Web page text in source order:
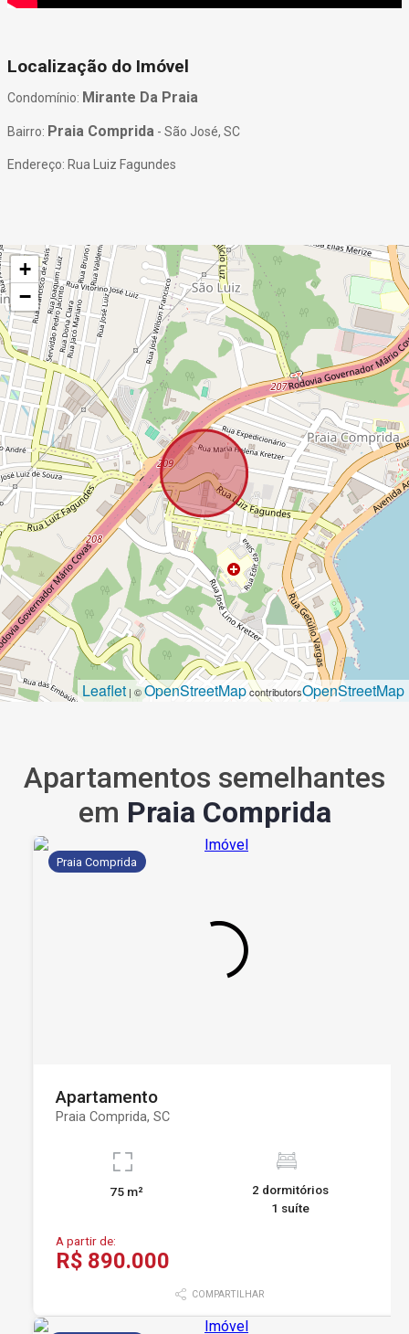
Localização do Imóvel
Condomínio: Mirante Da Praia
Bairro: Praia Comprida - São José, SC
Endereço: Rua Luiz Fagundes
+
−
Leaflet | ©OpenStreetMapcontributorsOpenStreetMap
Apartamentos semelhantes
em Praia Comprida
Praia Comprida
Apartamento
Praia Comprida, SC
75 m²
2 dormitórios
1 suíte
A partir de:
R$ 890.000
COMPARTILHAR